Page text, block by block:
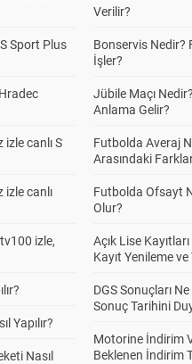
Sport Plus
canlı S
izle canlı
izle,
Yapılır?
Nasıl
Verilir?
Bonservis Nedir?
İşler?
Jübile Maçı
Anlama Gelir?
Futbolda Averaj
Arasındaki
Futbolda Ofsayt
Olur?
Açık Lise
Kayıt Yenileme
DGS Sonuçları
Sonuç Tarihini
Motorine İndirim
Beklenen İndirim